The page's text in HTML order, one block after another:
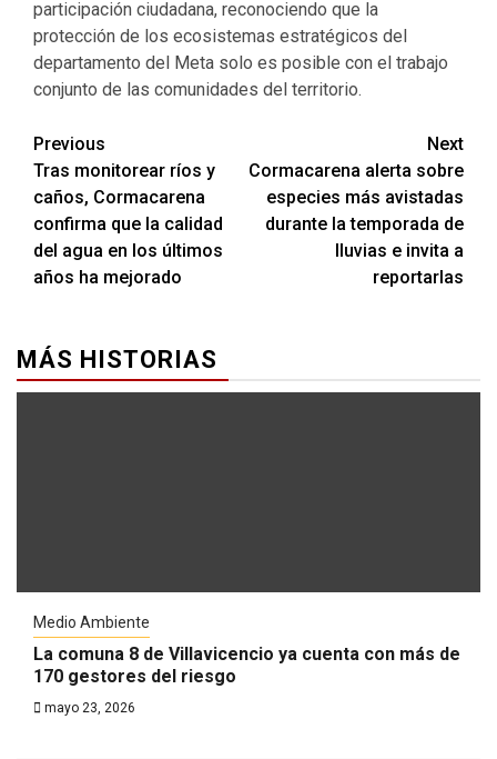
participación ciudadana, reconociendo que la
protección de los ecosistemas estratégicos del
departamento del Meta solo es posible con el trabajo
conjunto de las comunidades del territorio.
Previous
Tras monitorear ríos y
caños, Cormacarena
confirma que la calidad
del agua en los últimos
años ha mejorado
Next
Cormacarena alerta sobre
especies más avistadas
durante la temporada de
lluvias e invita a
reportarlas
MÁS HISTORIAS
Medio Ambiente
La comuna 8 de Villavicencio ya cuenta con más de
170 gestores del riesgo
mayo 23, 2026